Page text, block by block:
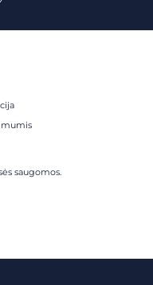
mumis
saugomos.